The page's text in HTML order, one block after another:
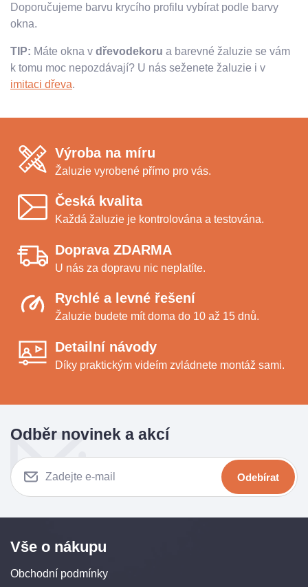
Doporučujeme barvu krycího profilu vybírat podle barvy
okna.
TIP: Máte okna v dřevodekoru a barevné žaluzie se vám
k tomu moc nepozdávají? U nás seženete žaluzie i v
imitaci dřeva.
Výroba na míru
Žaluzie vyrobené přímo pro vás.
Česká kvalita
Každá žaluzie je kontrolována a testována.
Doprava ZDARMA
U nás za dopravu nic neplatíte.
Rychlé a levné řešení
Žaluzie budete mít doma do 10 až 15 dnů.
Detailní návody
Díky praktickým videím zvládnete montáž sami.
Odběr novinek a akcí
Odebírat
Vše o nákupu
Obchodní podmínky